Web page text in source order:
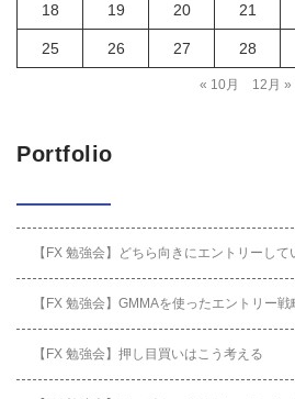
18 19 20 21
25 26 27 28
« 10月 12月 »
Portfolio
【FX 勉強会】どちら向きにエントリーし
【FX 勉強会】GMMAを使ったエントリー戦
【FX 勉強会】押し目買いはこう考える